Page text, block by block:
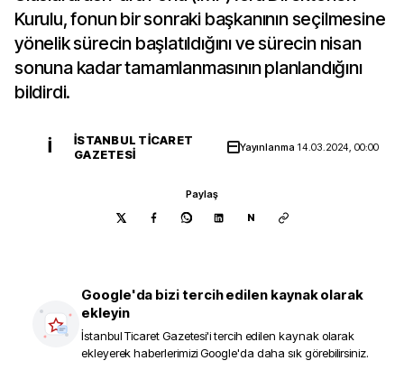
Kurulu, fonun bir sonraki başkanının seçilmesine
yönelik sürecin başlatıldığını ve sürecin nisan
sonuna kadar tamamlanmasının planlandığını
bildirdi.
İ
İSTANBUL TICARET
GAZETESI
Yayınlanma 14.03.2024, 00:00
Paylaş
N
Google'da bizi tercih edilen kaynak olarak
ekleyin
İstanbul Ticaret Gazetesi'i tercih edilen kaynak olarak
ekleyerek haberlerimizi Google'da daha sık görebilirsiniz.